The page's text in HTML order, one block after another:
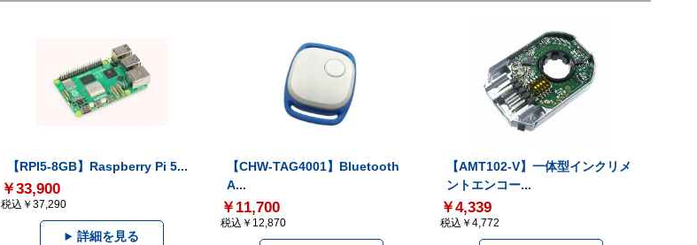
【RPI5-8GB】Raspberry Pi 5...
￥33,900
税込￥37,290
詳細を見る
【CHW-TAG4001】Bluetooth
A...
￥11,700
税込￥12,870
【AMT102-V】一体型インクリメ
ントエンコー...
￥4,339
税込￥4,772